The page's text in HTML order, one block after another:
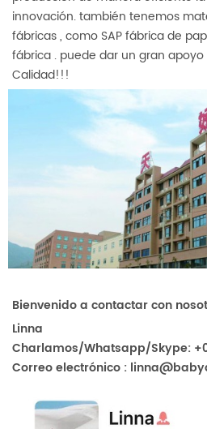
innovación. también tenemos
fábricas , como SAP fábrica de
fábrica . puede dar un gran
Calidad!!!
Bienvenido a contactar con
Linna
Charlamos/Whatsapp/Skype:
Correo electrónico :